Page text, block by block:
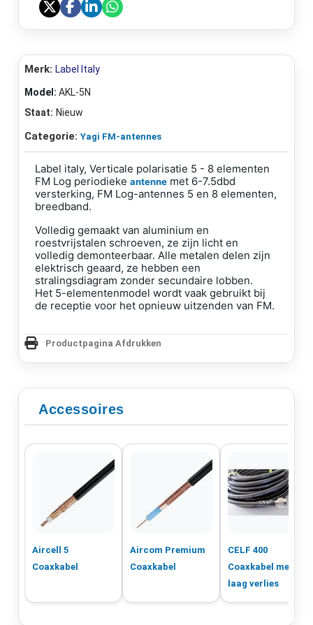
Merk: Label Italy
Model: AKL-5N
Staat: Nieuw
Categorie: Yagi FM-antennes
Label italy, Verticale polarisatie 5 - 8 elementen
FM Log periodieke antenne met 6-7.5dbd
versterking, FM Log-antennes 5 en 8 elementen,
breedband.
Volledig gemaakt van aluminium en
roestvrijstalen schroeven, ze zijn licht en
volledig demonteerbaar. Alle metalen delen zijn
elektrisch geaard, ze hebben een
stralingsdiagram zonder secundaire lobben.
Het 5-elementenmodel wordt vaak gebruikt bij
de receptie voor het opnieuw uitzenden van FM.
Productpagina Afdrukken
Accessoires
Aircell 5
Coaxkabel
Aircom Premium
Coaxkabel
CELF 400
Coaxkabel met
laag verlies